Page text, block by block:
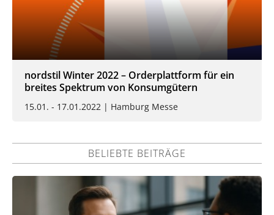
nordstil Winter 2022 – Orderplattform für ein
breites Spektrum von Konsumgütern
15.01. - 17.01.2022 | Hamburg Messe
BELIEBTE BEITRÄGE